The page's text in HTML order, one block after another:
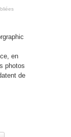
en
photos
de